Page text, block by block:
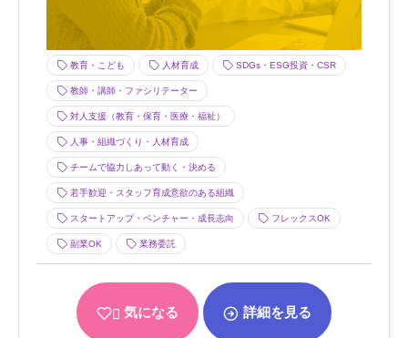
教育・こども 人材育成 SDGs・ESG投資・CSR
教師・講師・ファシリテーター
対人支援（教育・保育・医療・福祉）
人事・組織づくり・人材育成
チームで協力しあって動く・決める
若手歓迎・スタッフ育成意欲のある組織
スタートアップ・ベンチャー・成長志向 フレックスOK
副業OK 業務委託
気になる 詳細を見る